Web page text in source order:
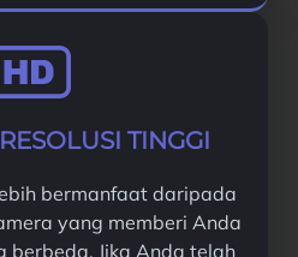
TINGGI
bermanfaat daripada
yang memberi Anda
berbeda. Jika Anda telah